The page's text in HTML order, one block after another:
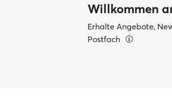
Willkommen
Erhalte Angebote,
Postfach